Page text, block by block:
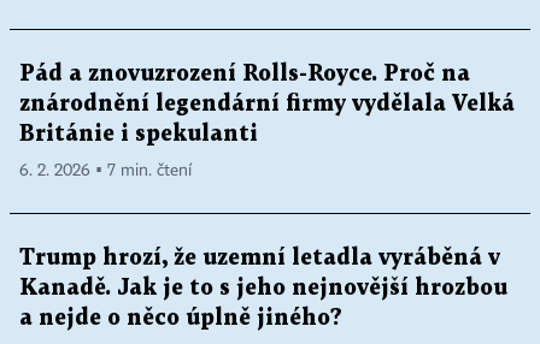
Pád a znovuzrození Rolls-Royce. Proč na
znárodnění legendární firmy vydělala Velká
Británie i spekulanti
6. 2. 2026 ▪ 7 min. čtení
Trump hrozí, že uzemní letadla vyráběná v
Kanadě. Jak je to s jeho nejnovější hrozbou
a nejde o něco úplně jiného?